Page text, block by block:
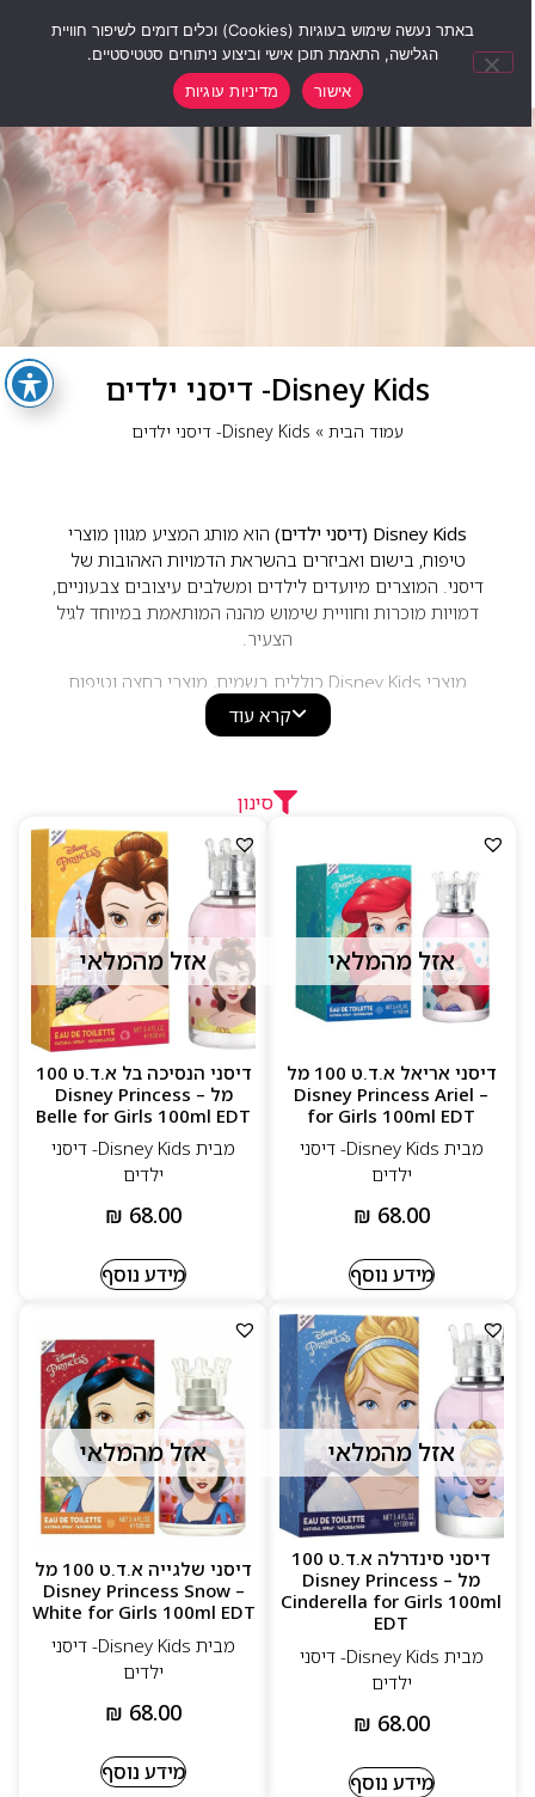
Disney Kids- דיסני ילדים
עמוד הבית» Disney Kids- דיסני ילדים
Disney Kids (דיסני ילדים)
הוא מותג המציע מגוון מוצרי
טיפוח, בישום ואביזרים בהשראת הדמויות האהובות של
דיסני. המוצרים מיועדים לילדים ומשלבים עיצובים צבעוניים,
דמויות מוכרות וחוויית שימוש מהנה המותאמת במיוחד לגיל
הצעיר.
מוצרי Disney Kids כוללים בשמים, מוצרי רחצה וטיפוח
בניחוחות עדינים ונעימים, המתאימים לשימוש יומיומי.
הבחירה המושלמת לילדים שאוהבים את עולם דיסני ורוצים
קרא עוד
סינון
אזל מהמלאי
דיסני אריאל א.ד.ט 100 מל
– Disney Princess Ariel
for Girls 100ml EDT
מבית Disney Kids- דיסני
ילדים
₪ 68.00
מידע נוסף
אזל מהמלאי
דיסני הנסיכה בל א.ד.ט 100
מל – Disney Princess
Belle for Girls 100ml EDT
מבית Disney Kids- דיסני
ילדים
₪ 68.00
מידע נוסף
אזל מהמלאי
דיסני סינדרלה א.ד.ט 100
מל – Disney Princess
Cinderella for Girls 100ml
EDT
מבית Disney Kids- דיסני
ילדים
₪ 68.00
מידע נוסף
אזל מהמלאי
דיסני שלגייה א.ד.ט 100 מל
– Disney Princess Snow
White for Girls 100ml EDT
מבית Disney Kids- דיסני
ילדים
₪ 68.00
מידע נוסף
באתר נעשה שימוש בעוגיות (Cookies) וכלים דומים לשיפור חוויית
הגלישה, התאמת תוכן אישי וביצוע ניתוחים סטטיסטיים.
אישור
מדיניות עוגיות